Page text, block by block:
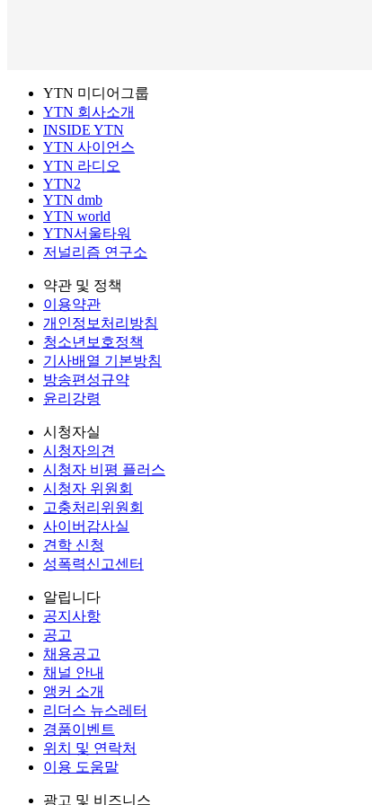
YTN 미디어그룹
YTN 회사소개
INSIDE YTN
YTN 사이언스
YTN 라디오
YTN2
YTN dmb
YTN world
YTN서울타워
저널리즘 연구소
약관 및 정책
이용약관
개인정보처리방침
청소년보호정책
기사배열 기본방침
방송편성규약
윤리강령
시청자실
시청자의견
시청자 비평 플러스
시청자 위원회
고충처리위원회
사이버감사실
견학 신청
성폭력신고센터
알립니다
공지사항
공고
채용공고
채널 안내
앵커 소개
리더스 뉴스레터
경품이벤트
위치 및 연락처
이용 도움말
광고 및 비즈니스